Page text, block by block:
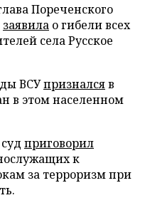
Пореченского
заявила о гибели всех
села Русское
ВСУпризналсяв
в этом населенном
приговорил
к
за терроризм при